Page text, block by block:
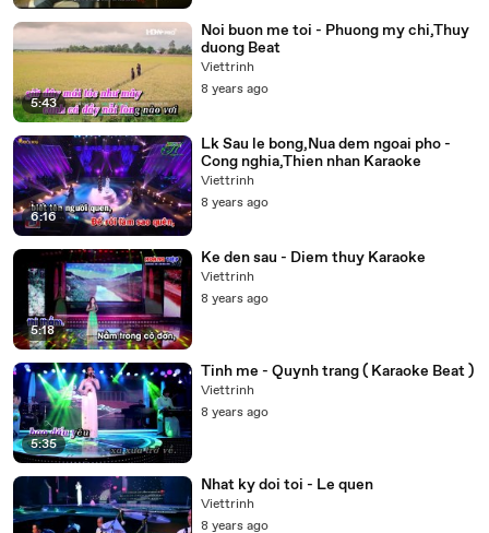
5:43
Noi buon me toi - Phuong my chi,Thuy
duong Beat
Viettrinh
8 years ago
6:16
Lk Sau le bong,Nua dem ngoai pho -
Cong nghia,Thien nhan Karaoke
Viettrinh
8 years ago
5:18
Ke den sau - Diem thuy Karaoke
Viettrinh
8 years ago
5:35
Tinh me - Quynh trang ( Karaoke Beat )
Viettrinh
8 years ago
Nhat ky doi toi - Le quen
Viettrinh
8 years ago